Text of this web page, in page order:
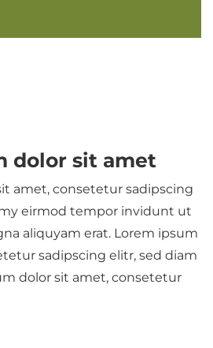
dolor sit amet
amet, consetetur sadipscing
eirmod tempor invidunt ut
aliquyam erat. Lorem ipsum
sadipscing elitr, sed diam
dolor sit amet, consetetur